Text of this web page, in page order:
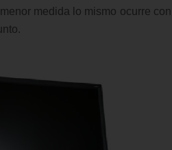
medida lo mismo ocurre con